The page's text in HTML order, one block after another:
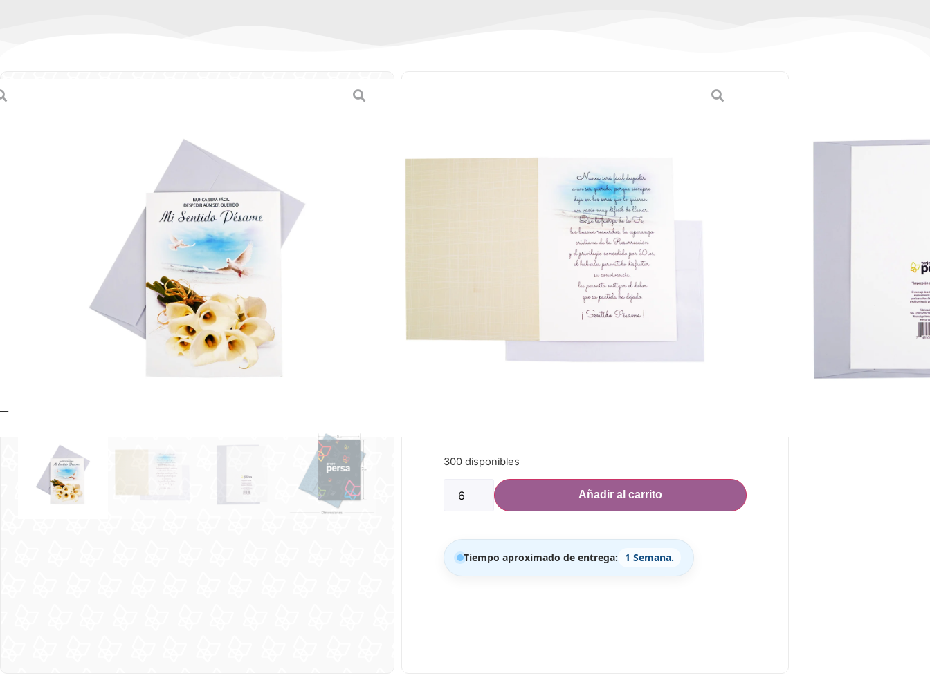
reseñas de clientes)
7-45108-88150-1 / 88150-1
Tarjetas,Tarjetas Grandes
Tarjeta doble de Pésame (grande)
Una forma sutil de extender sus condolencias por tan irreparable
300 disponibles
Añadir al carrito
Tiempo aproximado de entrega: 1 Semana.